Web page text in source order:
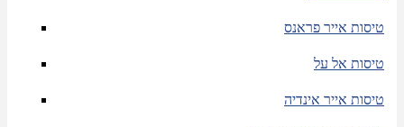
טיסות אייר פראנס
טיסות אל על
טיסות אייר אינדיה